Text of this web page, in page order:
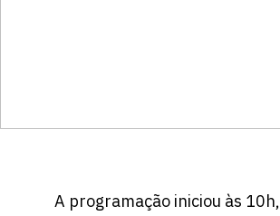
A programação iniciou às